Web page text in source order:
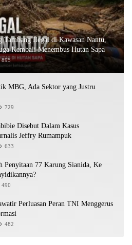
Tambang Ilegal di Kawasan Nantu,
Kembali Menembus Hutan Sapa
895
MBG, Ada Sektor yang Justru
729
Disebut Dalam Kasus
Jeffry Rumampuk
633
Penyitaan 77 Karung Sianida, Ke
490
Perluasan Peran TNI Menggerus
482